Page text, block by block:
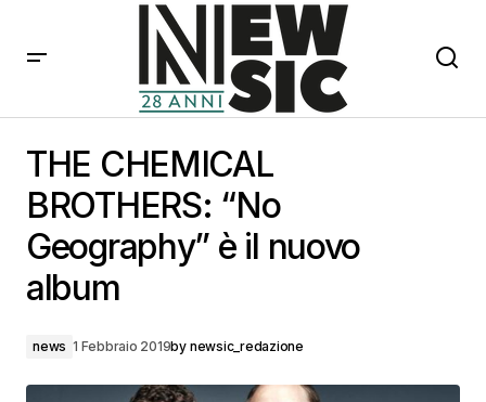
nuovo album
THE CHEMICAL
BROTHERS: “No
Geography” è il nuovo
album
news 1 Febbraio 2019by newsic_redazione